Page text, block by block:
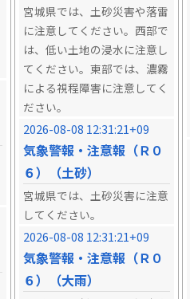
宮城県では、土砂災害や落雷
に注意してください。西部で
は、低い土地の浸水に注意し
てください。東部では、濃霧
による視程障害に注意してく
ださい。
2026-08-08 12:31:21+09
気象警報・注意報（Ｒ０
６）（土砂）
宮城県では、土砂災害に注意
してください。
2026-08-08 12:31:21+09
気象警報・注意報（Ｒ０
６）（大雨）